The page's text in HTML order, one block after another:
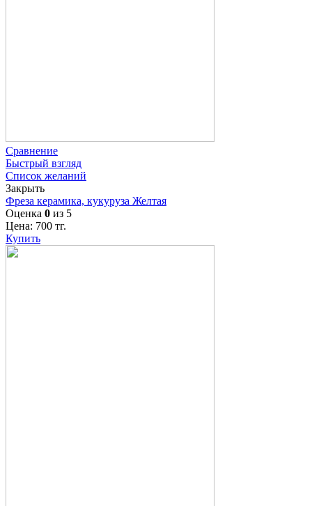
Сравнение
Быстрый взгляд
Список желаний
Закрыть
Фреза керамика, кукуруза Желтая
Оценка 0 из 5
Цена: 700 тг.
Купить